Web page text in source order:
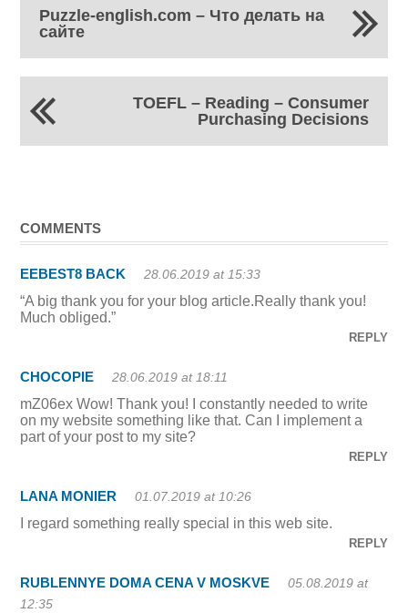
Puzzle-english.com – Что делать на
сайте
TOEFL – Reading – Consumer
Purchasing Decisions
COMMENTS
EEBEST8 BACK 28.06.2019 at 15:33
“A big thank you for your blog article.Really thank you!
Much obliged.”
REPLY
CHOCOPIE 28.06.2019 at 18:11
mZ06ex Wow! Thank you! I constantly needed to write
on my website something like that. Can I implement a
part of your post to my site?
REPLY
LANA MONIER 01.07.2019 at 10:26
I regard something really special in this web site.
REPLY
RUBLENNYE DOMA CENA V MOSKVE
05.08.2019 at
12:35